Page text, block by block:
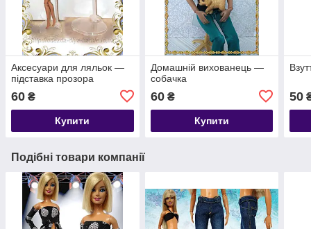
Аксесуари для ляльок —
підставка прозора
60 ₴
Купити
Домашній вихованець —
собачка
60₴
Купити
50
Подібні товари компанії